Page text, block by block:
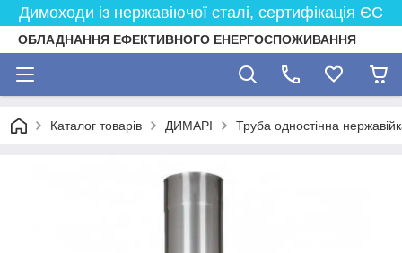
Димоходи із нержавіючої сталі, сертифікація ЄС
ОБЛАДНАННЯ ЕФЕКТИВНОГО ЕНЕРГОСПОЖИВАННЯ
Каталог товарів ДИМАРІ Труба одностінна